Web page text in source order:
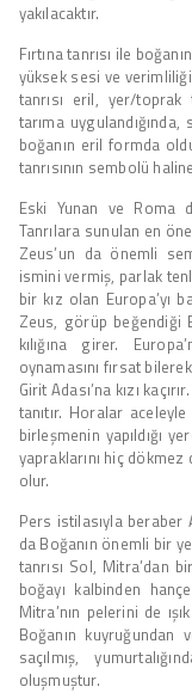
yakılacaktır.
Fırtına tanrısı ile
yüksek sesi ve
tanrısı eril, yer/
tarıma
boğanın eril formda
tanrısının sembolü
Eski Yunan ve Roma
Tanrılara sunulan en
Zeus’un da önemli
ismini vermiş, parlak
bir kız olan Europa’yı
Zeus, görüp beğendiği
kılığına girer.
oynamasını fırsat
Girit Adası’na kızı
tanıtır. Horalar
birleşmenin yapıldığı
yapraklarını hiç
olur.
Pers istilasıyla beraber
da Boğanın önemli bir
tanrısı Sol, Mitra’dan
boğayı kalbinden
Mitra’nın pelerini de
Boğanın
saçılmış,
oluşmuştur.